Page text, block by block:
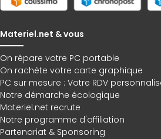
Materiel.net & vous
On répare votre PC portable
On rachète votre carte graphique
PC sur mesure : Votre RDV
Notre démarche écologique
Materiel.net recrute
Notre programme d'affiliation
Partenariat & Sponsoring